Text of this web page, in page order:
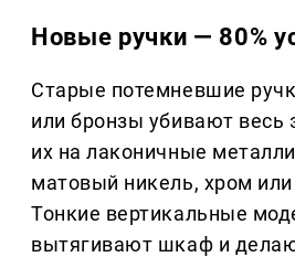
Новые ручки — 80%
Старые потемневшие
или бронзы убивают
их на лаконичные
матовый никель, хром
Тонкие вертикальные
вытягивают шкаф и